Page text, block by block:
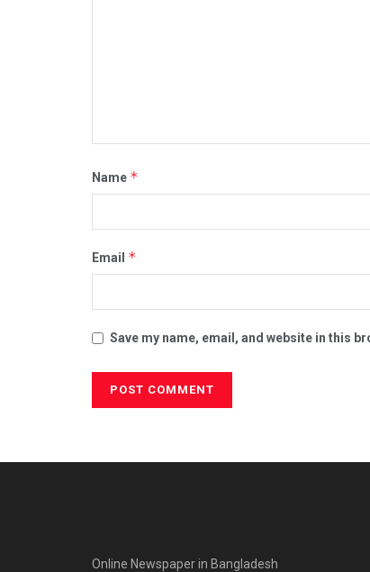
Name *
Email *
Save my name, email, and website in this
Online Newspaper in Bangladesh